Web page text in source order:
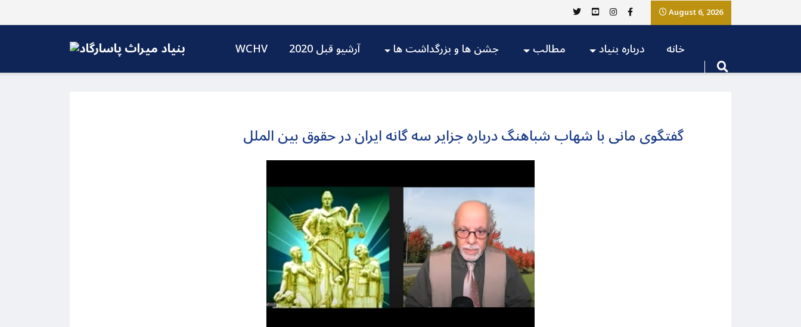
August 6, 2026
WCHV آرشیو قبل 2020 جشن ها و بزرگداشت ها مطالب درباره بنیاد خانه
گفتگوی مانی با شهاب شباهنگ درباره جزایر سه گانه ایران در حقوق بین الملل